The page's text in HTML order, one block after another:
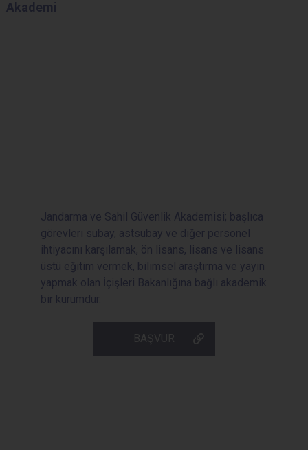
Akademi
Jandarma ve Sahil Güvenlik Akademisi; başlıca
görevleri subay, astsubay ve diğer personel
ihtiyacını karşılamak, ön lisans, lisans ve lisans
üstü eğitim vermek, bilimsel araştırma ve yayın
yapmak olan İçişleri Bakanlığına bağlı akademik
bir kurumdur.
BAŞVUR